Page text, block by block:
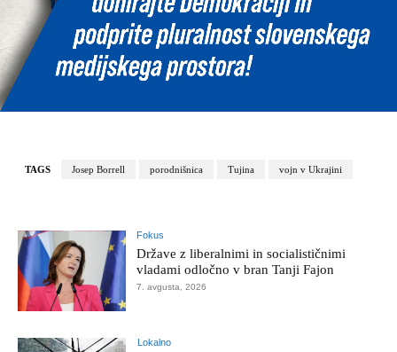
TAGS Josep Borrell porodnišnica Tujina vojn v Ukrajini
Fokus
Države z liberalnimi in socialističnimi
vladami odločno v bran Tanji Fajon
7. avgusta, 2026
Lokalno